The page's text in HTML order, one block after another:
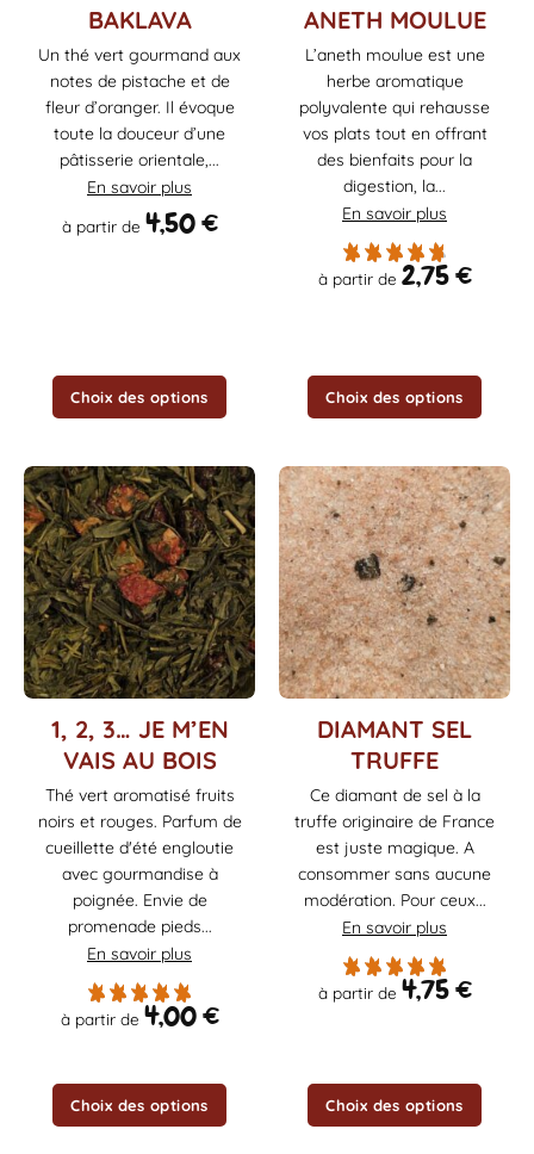
BAKLAVA
Un thé vert gourmand aux
notes de pistache et de
fleur d’oranger. Il évoque
toute la douceur d’une
pâtisserie orientale,...
En savoir plus
à partir de 4,50€
Choix des options
a
plusieurs
variations.
Les
options
peuvent
choisies
ANETH MOULUE
L’aneth moulue est une
herbe aromatique
polyvalente qui rehausse
vos plats tout en offrant
des bienfaits pour la
digestion, la...
En savoir plus
à partir de 2,75€
Choix des options
Ce
plusieurs
variations.
Les
options
peuvent
1, 2, 3… JE M’EN
VAIS AU BOIS
Thé vert aromatisé fruits
noirs et rouges. Parfum de
cueillette d'été engloutie
avec gourmandise à
poignée. Envie de
promenade pieds...
En savoir plus
à partir de 4,00€
Choix des options
Ce
produit
plusieurs
variations.
Les
options
peuvent
choisies
page
DIAMANT SEL
TRUFFE
Ce diamant de sel à la
truffe originaire de France
est juste magique. A
consommer sans aucune
modération. Pour ceux...
En savoir plus
à partir de 4,75€
Choix des options
plusieurs
variations.
options
peuvent